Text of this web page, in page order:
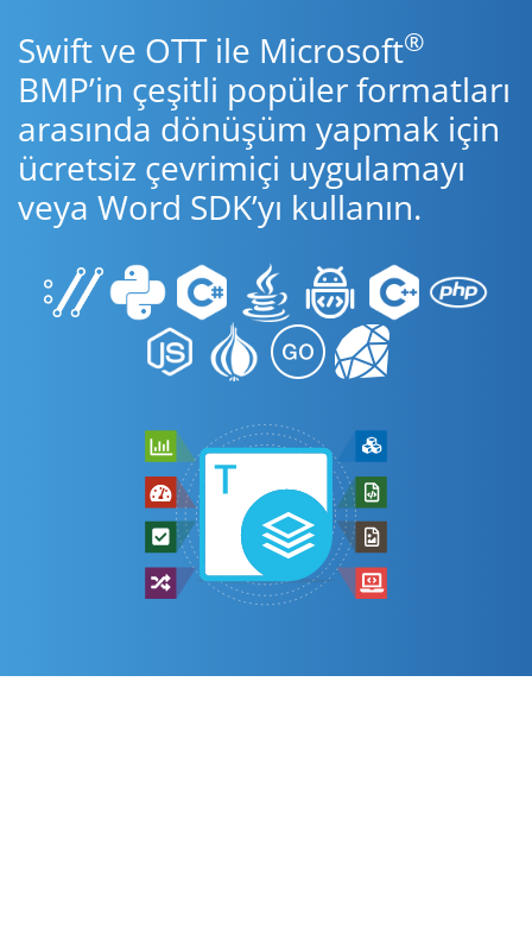
Swift ve OTT ile Microsoft®
BMP’in çeşitli popüler formatları
arasında dönüşüm yapmak için
ücretsiz çevrimiçi uygulamayı
veya Word SDK’yı kullanın.